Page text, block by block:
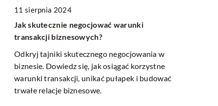
11 sierpnia 2024
Jak skutecznie negocjować warunki
transakcji biznesowych?
Odkryj tajniki skutecznego negocjowania w
biznesie. Dowiedz się, jak osiągać korzystne
warunki transakcji, unikać pułapek i budować
trwałe relacje biznesowe.